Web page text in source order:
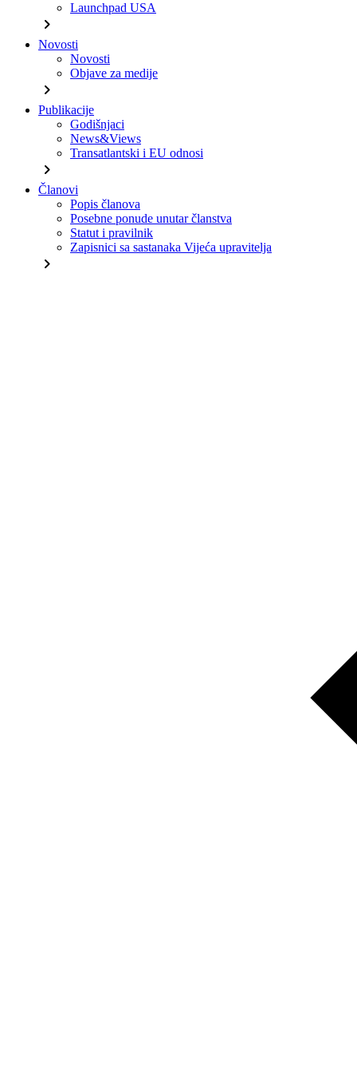
Launchpad USA
chevron_right
Novosti
Novosti
Objave za medije
chevron_right
Publikacije
Godišnjaci
News&Views
Transatlantski i EU odnosi
chevron_right
Članovi
Popis članova
Posebne ponude unutar članstva
Statut i pravilnik
Zapisnici sa sastanaka Vijeća upravitelja
chevron_right